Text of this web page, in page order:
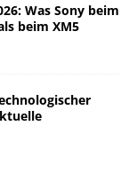
Was Sony beim
beim XM5